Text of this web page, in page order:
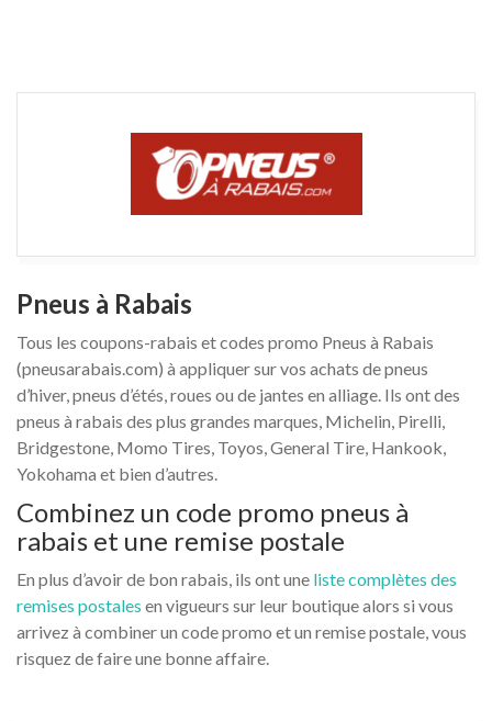
Pneus à Rabais
Tous les coupons-rabais et codes promo Pneus à Rabais
(pneusarabais.com) à appliquer sur vos achats de pneus
d’hiver, pneus d’étés, roues ou de jantes en alliage. Ils ont des
pneus à rabais des plus grandes marques, Michelin, Pirelli,
Bridgestone, Momo Tires, Toyos, General Tire, Hankook,
Yokohama et bien d’autres.
Combinez un code promo pneus à
rabais et une remise postale
En plus d’avoir de bon rabais, ils ont une liste complètes des
remises postales en vigueurs sur leur boutique alors si vous
arrivez à combiner un code promo et un remise postale, vous
risquez de faire une bonne affaire.